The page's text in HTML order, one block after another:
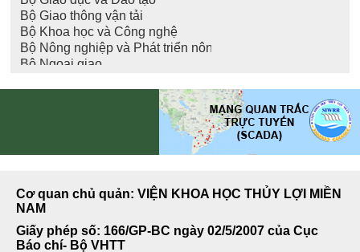
Cơ quan chủ quản: VIỆN KHOA HỌC THỦY LỢI MIỀN
NAM
Giấy phép số: 166/GP-BC ngày 02/5/2007 của Cục
Báo chí- Bộ VHTT